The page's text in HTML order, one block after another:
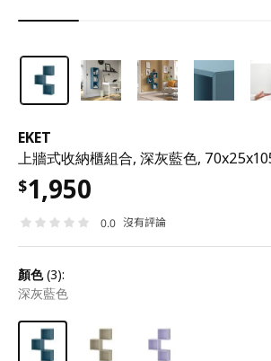
EKET
上牆式收納櫃組合, 深灰藍色,
$1,950
0.0 沒有評論
顏色(3):
深灰藍色